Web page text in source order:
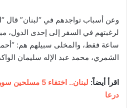
وعن أسباب تواجدهم في “لبنان” قال
ساعة فقط، والمخلى سبيلهم هم: “أحمد
الشمري، محمد عبد الإله سليمان
اقرأ أيضاً:
لبنان.. اختفاء
درعا